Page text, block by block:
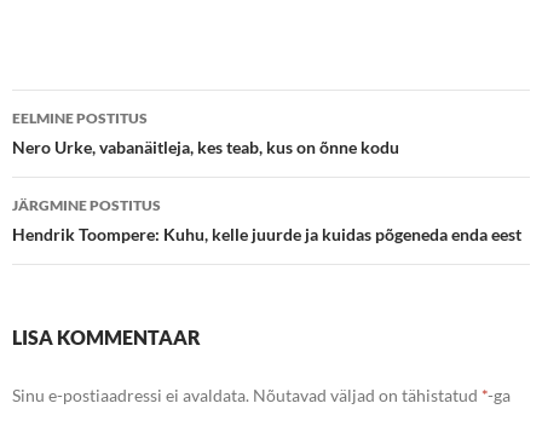
Postituste
töölaud
EELMINE POSTITUS
Nero Urke, vabanäitleja, kes teab, kus on õnne kodu
JÄRGMINE POSTITUS
Hendrik Toompere: Kuhu, kelle juurde ja kuidas põgeneda enda eest
LISA KOMMENTAAR
Sinu e-postiaadressi ei avaldata. Nõutavad väljad on tähistatud *-ga